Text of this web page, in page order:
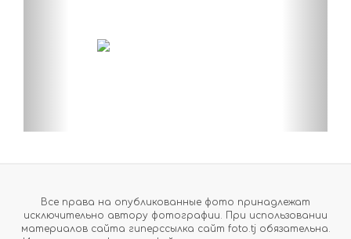
Все права на опубликованные фото принадлежат
исключительно автору фотографии. При использовании
материалов сайта гиперссылка сайт foto.tj обязательна.